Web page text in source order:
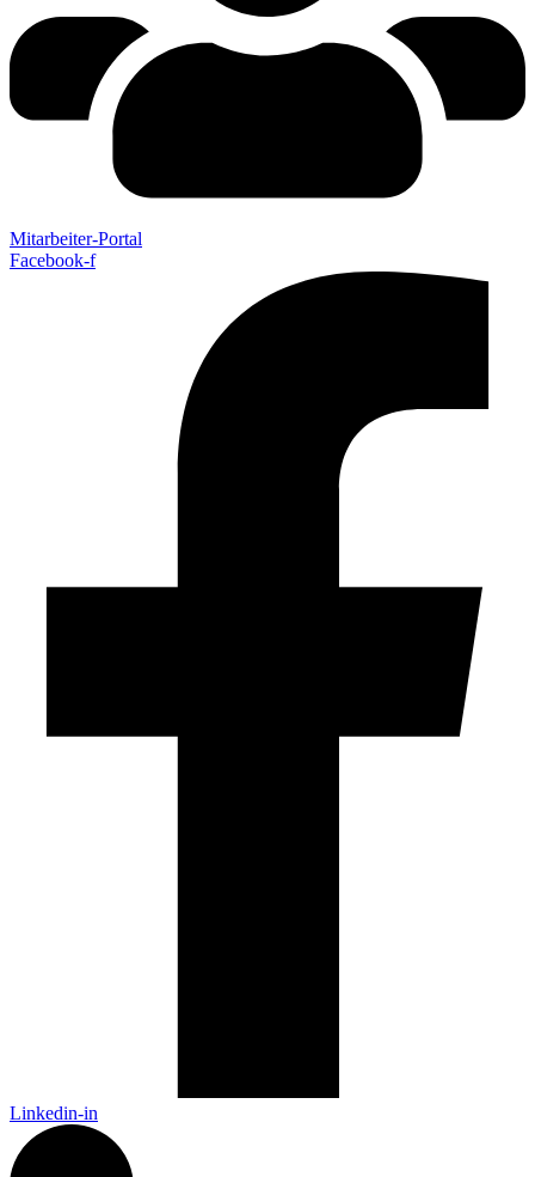
Mitarbeiter-Portal
Facebook-f
Linkedin-in